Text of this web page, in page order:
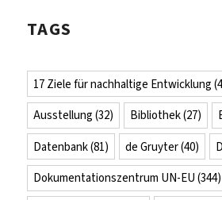
TAGS
17 Ziele für nachhaltige Entwicklung
Ausstellung (32) Bibliothek(27)
Datenbank(81) de Gruyter(40)
Dokumentationszentrum UN-EU (344)